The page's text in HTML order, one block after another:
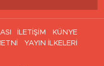
İLETİŞİM
KÜNYE
YAYIN İLKELERİ